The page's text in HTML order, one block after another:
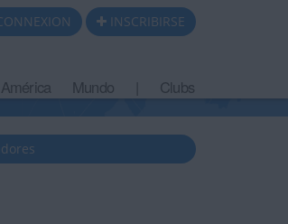
INSCRIBIRSE
América Mundo Clubs